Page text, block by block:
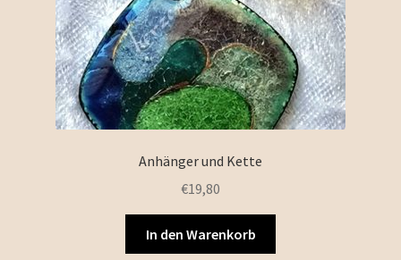
Anhänger und Kette
€19,80
In den Warenkorb